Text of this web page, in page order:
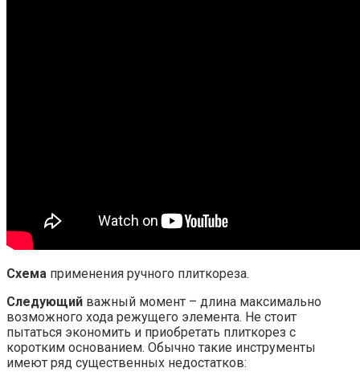
Схема применения ручного плиткореза.
Следующий важный момент – длина максимально
возможного хода режущего элемента. Не стоит
пытаться экономить и приобретать плиткорез с
коротким основанием. Обычно такие инструменты
имеют ряд существенных недостатков: